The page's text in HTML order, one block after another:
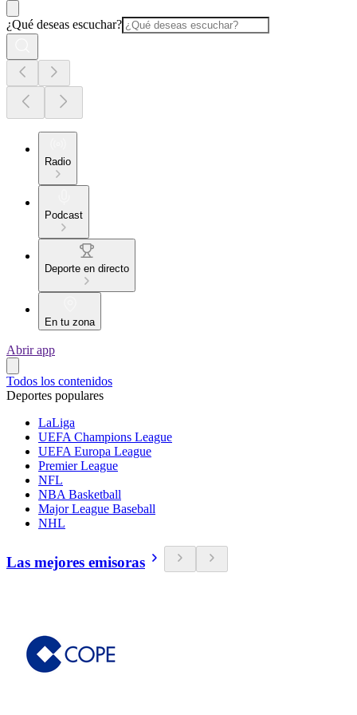
¿Qué deseas escuchar?
Radio
Podcast
Deporte en directo
En tu zona
Abrir app
Todos los contenidos
Deportes populares
LaLiga
UEFA Champions League
UEFA Europa League
Premier League
NFL
NBA Basketball
Major League Baseball
NHL
Las mejores emisoras